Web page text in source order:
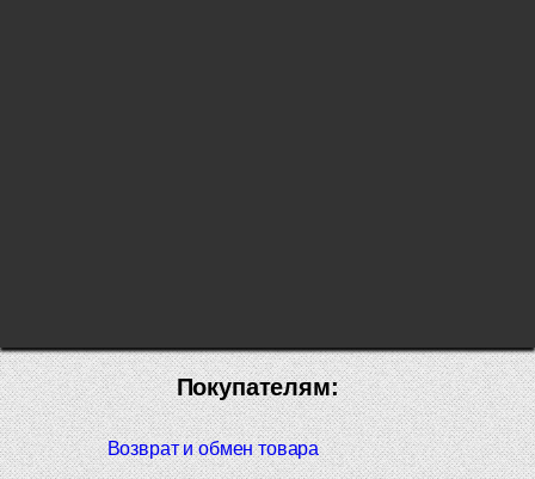
Покупателям:
Возврат и обмен товара